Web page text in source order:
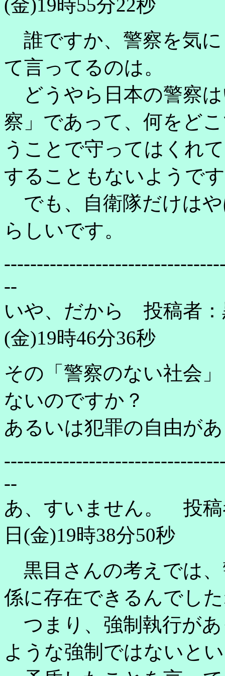
(金)19時55分22秒
誰ですか、警察を気
て言ってるのは。
どうやら日本の警察
察」であって、何をど
うことで守ってはくれ
することもないようで
でも、自衛隊だけは
らしいです。
--
いや、だから 投稿者
(金)19時46分36秒
その「警察のない社会
ないのですか？
あるいは犯罪の自由が
--
あ、すいません。 投
日(金)19時38分50秒
黒目さんの考えでは
係に存在できるんでし
つまり、強制執行が
ような強制ではないと